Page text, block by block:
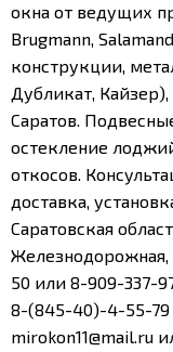
окна от ведущих
Brugmann,
конструкции,
Дубликат,
Саратов.
остекление
откосов.
доставка,
Саратовская
Железнодорожная,
50 или 8-909-337-
8-(845-40)-4-55-
mirokon11@mail.ru